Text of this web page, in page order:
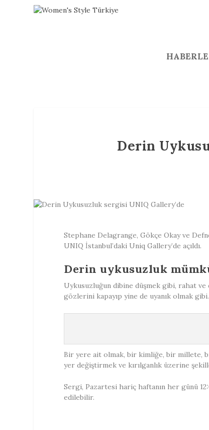
Derin
Stephane Delagrange, Gökçe Okay ve
UNIQ İstanbul’daki Uniq Gallery’de açıldı.
Derin uykusuzluk
Uykusuzluğun dibine düşmek gibi, rahat
gözlerini kapayıp yine de uyanık olmak
Bir yere ait olmak, bir kimliğe, bir millete,
yer değiştirmek ve kırılganlık üzerine
Sergi, Pazartesi hariç haftanın her günü
edilebilir.